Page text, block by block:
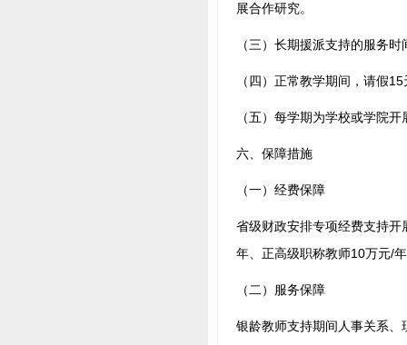
展合作研究。
（三）长期援派支持的服务
（四）正常教学期间，请假
（五）每学期为学校或学院
六、保障措施
（一）经费保障
省级财政安排专项经费支持
年、正高级职称教师10万元/
（二）服务保障
银龄教师支持期间人事关系